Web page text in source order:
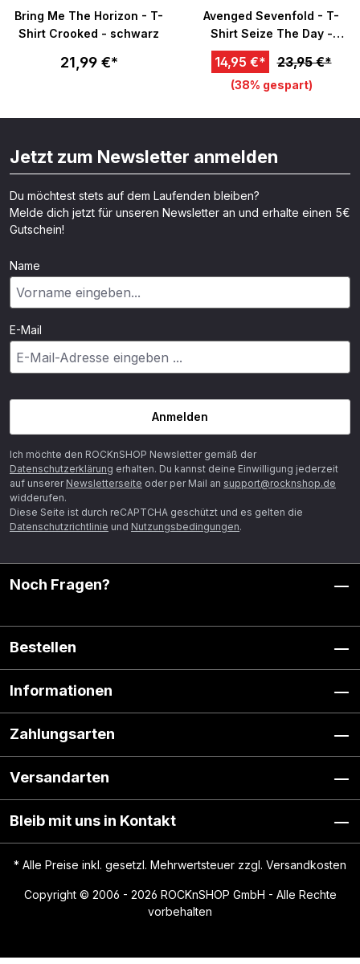
Bring Me The Horizon - T-
Shirt Crooked - schwarz
21,99 €*
Durchschnittliche Bewertung
Avenged Sevenfold - T-
Shirt Seize The Day -
schwarz
14,95 €* 23,95 €*
(38% gespart)
Jetzt zum Newsletter anmelden
Du möchtest stets auf dem Laufenden bleiben?
Melde dich jetzt für unseren Newsletter an und erhalte einen 5€
Gutschein!
Name
E-Mail
Anmelden
Ich möchte den ROCKnSHOP Newsletter gemäß der
Datenschutzerklärung erhalten. Du kannst deine Einwilligung jederzeit
auf unserer Newsletterseite oder per Mail an support@rocknshop.de
widderufen.
Diese Seite ist durch reCAPTCHA geschützt und es gelten die
Datenschutzrichtlinie und Nutzungsbedingungen.
Noch Fragen?
Bestellen
Informationen
Zahlungsarten
Versandarten
Bleib mit uns in Kontakt
* Alle Preise inkl. gesetzl. Mehrwertsteuer zzgl. Versandkosten
Copyright © 2006 - 2026 ROCKnSHOP GmbH - Alle Rechte
vorbehalten